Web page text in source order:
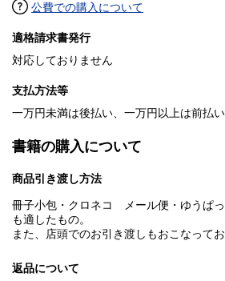
公費での購入について
適格請求書発行
対応しておりません
支払方法等
一万円未満は後払い、一万円以上は前払
書籍の購入について
商品引き渡し方法
冊子小包・クロネコ メール便・ゆうぱ
も適したもの。
また、店頭でのお引き渡しもおこなってお
返品について